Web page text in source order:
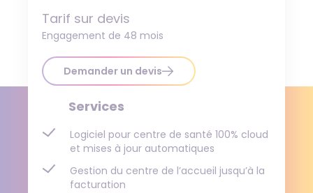
Tarif sur devis
Engagement de 48 mois
Demander un devis
Services
Logiciel pour centre de santé 100% cloud
et mises à jour automatiques
Gestion du centre de l’accueil jusqu’à la
facturation